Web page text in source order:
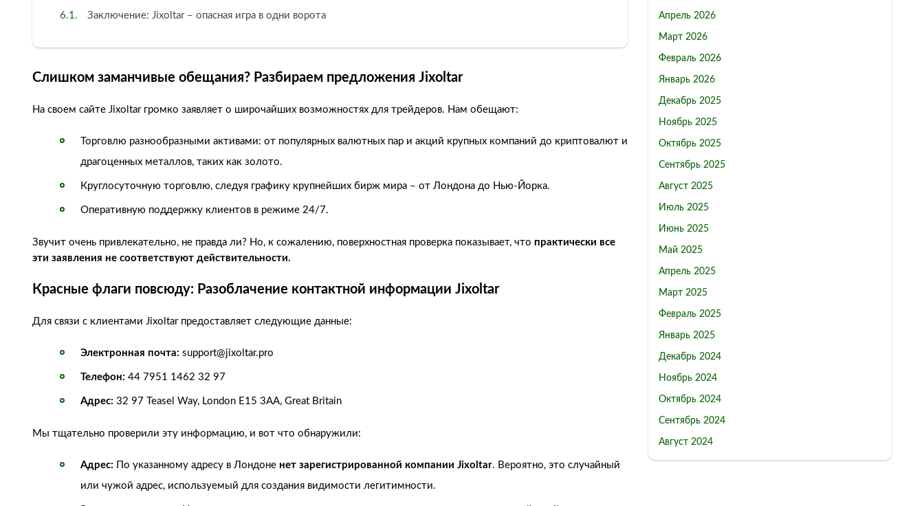
Заключение: Jixoltar – опасная игра в одни ворота
Слишком заманчивые обещания? Разбираем предложения Jixoltar
На своем сайте Jixoltar громко заявляет о широчайших возможностях для трейдеров. Нам обещают:
Торговлю разнообразными активами: от популярных валютных пар и акций крупных компаний до криптовалют и
драгоценных металлов, таких как золото.
Круглосуточную торговлю, следуя графику крупнейших бирж мира – от Лондона до Нью-Йорка.
Оперативную поддержку клиентов в режиме 24/7.
Звучит очень привлекательно, не правда ли? Но, к сожалению, поверхностная проверка показывает, что практически все
эти заявления не соответствуют действительности.
Красные флаги повсюду: Разоблачение контактной информации Jixoltar
Для связи с клиентами Jixoltar предоставляет следующие данные:
Электронная почта: support@jixoltar.pro
Телефон: 44 7951 1462 32 97
Адрес: 32 97 Teasel Way, London E15 3AA, Great Britain
Мы тщательно проверили эту информацию, и вот что обнаружили:
Адрес: По указанному адресу в Лондоне нет зарегистрированной компании Jixoltar. Вероятно, это случайный
или чужой адрес, используемый для создания видимости легитимности.
Апрель 2026
Март 2026
Февраль 2026
Январь 2026
Декабрь 2025
Ноябрь 2025
Октябрь 2025
Сентябрь 2025
Август 2025
Июль 2025
Июнь 2025
Май 2025
Апрель 2025
Март 2025
Февраль 2025
Январь 2025
Декабрь 2024
Ноябрь 2024
Октябрь 2024
Сентябрь 2024
Август 2024